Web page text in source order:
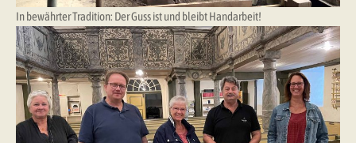
In bewährter Tradition: Der Guss ist und bleibt Handarbeit!